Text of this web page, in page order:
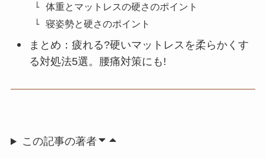
体重とマットレスの硬さのポイント
寝姿勢と硬さのポイント
まとめ：疲れる?硬いマットレスを柔らかくす
る対処法5選。腰痛対策にも!
この記事の著者